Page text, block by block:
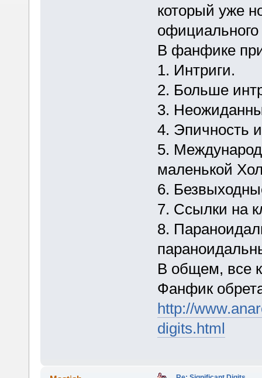
который уже
В фанфике
1. Интриги.
2. Больше
3.
4. Эпичность
5.
маленькой
6.
7. Ссылки на
8.
В общем, все
Фанфик
http://
digits.html